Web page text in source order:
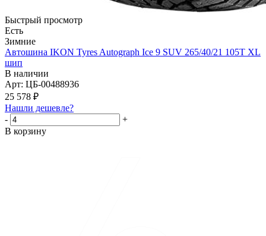
Быстрый просмотр
Есть
Зимние
Автошина IKON Tyres Autograph Ice 9 SUV 265/40/21 105T XL
шип
В наличии
Арт: ЦБ-00488936
25 578 ₽
Нашли дешевле?
-
+
В корзину